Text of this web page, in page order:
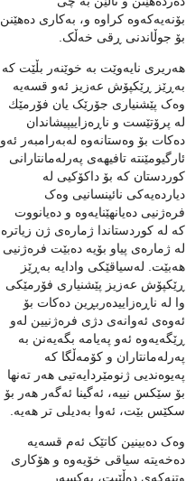
بۆنەیەکەوە کراوە و، بەکاری دەهێنن
بۆ جوڵاندنی ڕقی خەڵک.
هەریری نایەوێت بە خوێنەر بڵێت کە
بەڕێز ڕێکپۆش عەزیز ئەو قسەیە
وەک پێشنیاری جۆرێک یان فۆرمێك
لە پرۆتێست و ناڕەزاییپیشاندان
دەکات بۆ وەستانەوە لەبەرامبەر ئەو
ئارگیومێنتە تافیهەی پەرلەمانتارانی
کوردستان کە بۆ داکۆکیی لە
دیاردەیەکی نائینسانیی وەک
فرەژنیی دەیانهێنایەوە و دەیانووت
کە لە کوردستاندا ژمارەی ژن زیاترە
لە ژمارەی پیاو بۆیە دەبێت فرەژنیی
هەبێت. لەسیاقێکی وادایە بەڕێز
ڕێکپۆش عەزیز پێشنیاری فۆرمێکی
وا لە ناڕەزاییدەربڕین دەکات بۆ
ئەوەی ئەوانەی دژی فرەژنیین لەو
ڕێگەیەوە ئەو پەیامە بگەیەنن بە
پەرلەمانتاران و کۆمەڵگا کە
پەیوەندیی ژنومێردایەتیی هەر تەنها
بۆ سێکس نییە، ئەگینا ئەگەر هەر بۆ
سکێس بێت، ئەوا بەدیلی تر هەیە.
وەک دەبینین کاتێک ئەم قسەیە
دەخەیتە سیاقی خۆیەوە و هۆکاری
وتنەکەی دەڵێیت، یەکسەر